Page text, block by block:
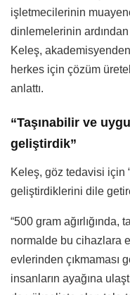
işletmecilerinin
dinlemelerinin
Keleş,
herkes için çözüm
anlattı.
“Taşınabilir ve
geliştirdik”
Keleş, göz tedavisi için
geliştirdiklerini dile
“500 gram ağırlığında,
normalde bu cihazlara
evlerinden çıkmaması
insanların ayağına